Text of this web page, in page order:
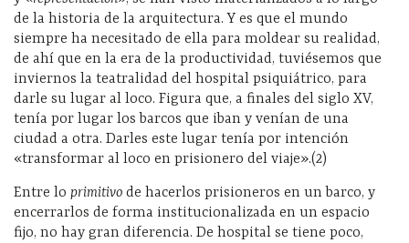
de la historia de la arquitectura. Y es que el mundo
siempre ha necesitado de ella para moldear su realidad,
de ahí que en la era de la productividad, tuviésemos que
inviernos la teatralidad del hospital psiquiátrico, para
darle su lugar al loco. Figura que, a finales del siglo XV,
tenía por lugar los barcos que iban y venían de una
ciudad a otra. Darles este lugar tenía por intención
«transformar al loco en prisionero del viaje».(2)
Entre lo primitivo de hacerlos prisioneros en un barco, y
encerrarlos de forma institucionalizada en un espacio
fijo, no hay gran diferencia. De hospital se tiene poco,